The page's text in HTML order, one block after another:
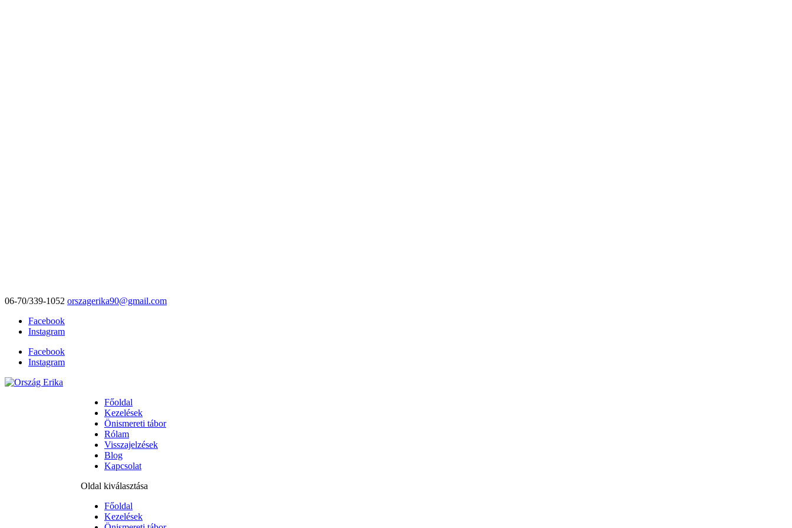
06-70/339-1052 orszagerika90@gmail.com
Facebook
Instagram
Facebook
Instagram
Főoldal
Kezelések
Önismereti tábor
Rólam
Visszajelzések
Blog
Kapcsolat
Oldal kiválasztása
Főoldal
Kezelések